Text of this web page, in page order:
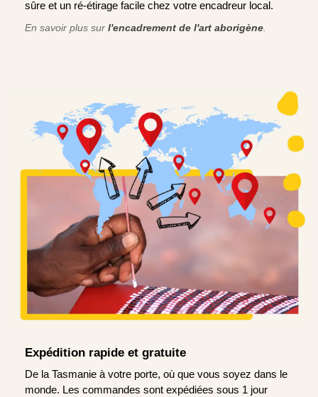
sûre et un ré-étirage facile chez votre encadreur local.
En savoir plus sur l'encadrement de l'art aborigène.
Expédition rapide et gratuite
De la Tasmanie à votre porte, où que vous soyez dans le
monde. Les commandes sont expédiées sous 1 jour